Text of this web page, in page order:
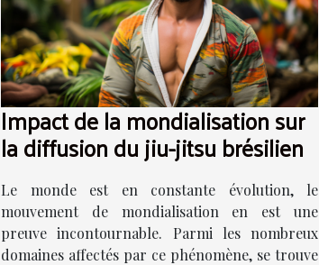
Impact de la mondialisation sur
la diffusion du jiu-jitsu brésilien
Le monde est en constante évolution, le
mouvement de mondialisation en est une
preuve incontournable. Parmi les nombreux
domaines affectés par ce phénomène, se trouve